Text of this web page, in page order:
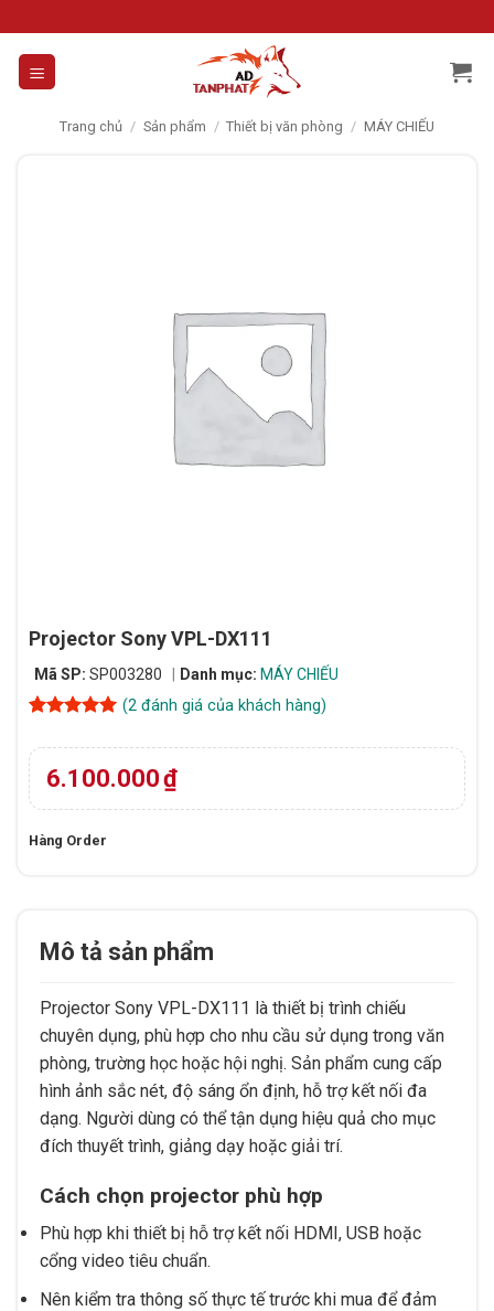
to
content
Trang chủ / Sản phẩm / Thiết bị văn phòng / MÁY CHIẾU
Projector Sony VPL-DX111
Mã SP: SP003280 Danh mục: MÁY CHIẾU
dựa trên
đánh giá
(2đánh giá của khách hàng)
6.100.000₫
Hàng Order
Mô tả sản phẩm
Projector Sony VPL-DX111 là thiết bị trình chiếu
chuyên dụng, phù hợp cho nhu cầu sử dụng trong văn
phòng, trường học hoặc hội nghị. Sản phẩm cung cấp
hình ảnh sắc nét, độ sáng ổn định, hỗ trợ kết nối đa
dạng. Người dùng có thể tận dụng hiệu quả cho mục
đích thuyết trình, giảng dạy hoặc giải trí.
Cách chọn projector phù hợp
Phù hợp khi thiết bị hỗ trợ kết nối HDMI, USB hoặc
cổng video tiêu chuẩn.
Nên kiểm tra thông số thực tế trước khi mua để đảm